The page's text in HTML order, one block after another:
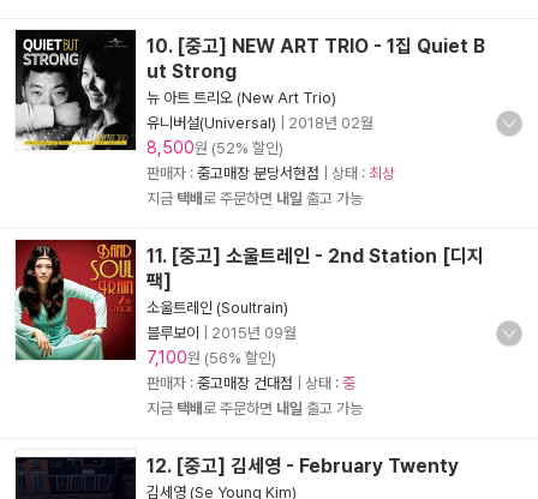
10. [중고] NEW ART TRIO - 1집 Quiet B
ut Strong
뉴 아트 트리오 (New Art Trio)
유니버설(Universal)
2018년 02월
8,500원 (52% 할인)
판매자 : 중고매장 분당서현점 | 상태 : 최상
지금 택배로 주문하면 내일 출고 가능
11. [중고] 소울트레인 - 2nd Station [디지
팩]
소울트레인 (Soultrain)
블루보이
2015년 09월
7,100원 (56% 할인)
판매자 : 중고매장 건대점 | 상태 : 중
지금 택배로 주문하면 내일 출고 가능
12. [중고] 김세영 - February Twenty
김세영 (Se Young Kim)